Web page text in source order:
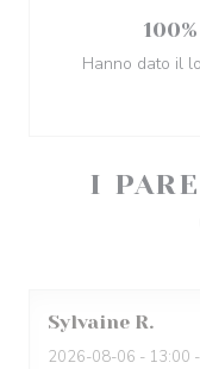
I
Sylvaine R
2026-08-06 - 13:00
Hanno dato il